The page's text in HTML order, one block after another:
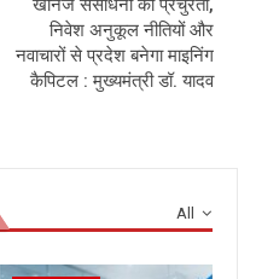
खनिज संसाधनों की प्रचुरता,
निवेश अनुकूल नीतियों और
नवाचारों से प्रदेश बनेगा माइनिंग
कैपिटल : मुख्यमंत्री डॉ. यादव
All